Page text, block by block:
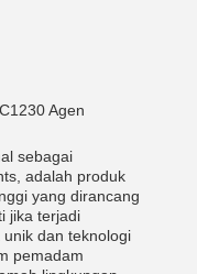
Agen
sebagai
adalah produk
yang dirancang
jika terjadi
dan teknologi
pemadam